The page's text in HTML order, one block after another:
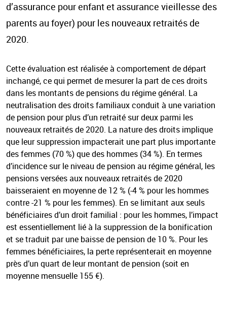
d’assurance pour enfant et assurance vieillesse des
parents au foyer) pour les nouveaux retraités de
2020.
Cette évaluation est réalisée à comportement de départ
inchangé, ce qui permet de mesurer la part de ces droits
dans les montants de pensions du régime général. La
neutralisation des droits familiaux conduit à une variation
de pension pour plus d’un retraité sur deux parmi les
nouveaux retraités de 2020. La nature des droits implique
que leur suppression impacterait une part plus importante
des femmes (70 %) que des hommes (34 %). En termes
d’incidence sur le niveau de pension au régime général, les
pensions versées aux nouveaux retraités de 2020
baisseraient en moyenne de 12 % (-4 % pour les hommes
contre -21 % pour les femmes). En se limitant aux seuls
bénéficiaires d’un droit familial : pour les hommes, l’impact
est essentiellement lié à la suppression de la bonification
et se traduit par une baisse de pension de 10 %. Pour les
femmes bénéficiaires, la perte représenterait en moyenne
près d’un quart de leur montant de pension (soit en
moyenne mensuelle 155 €).